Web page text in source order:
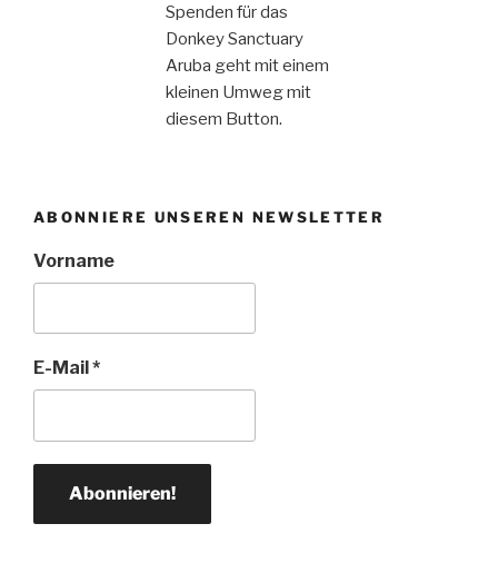
Spenden für das
Donkey Sanctuary
Aruba geht mit einem
kleinen Umweg mit
diesem Button.
ABONNIERE UNSEREN NEWSLETTER
Vorname
E-Mail*